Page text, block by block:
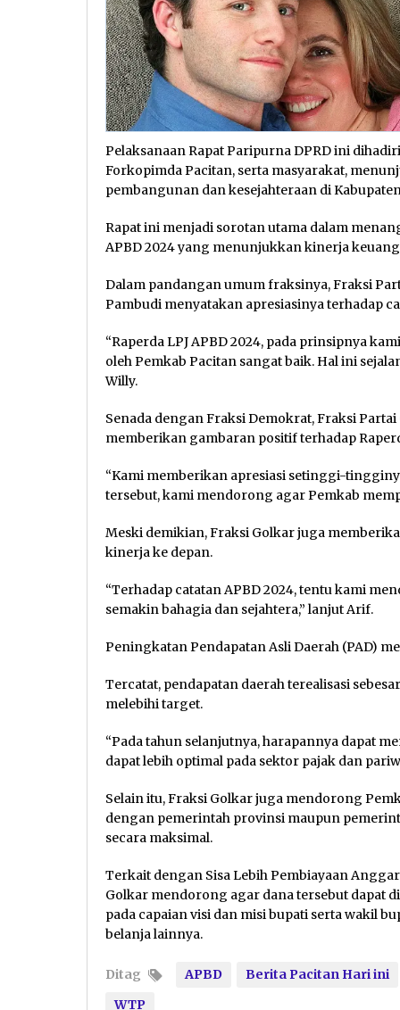
Pelaksanaan Rapat Paripurna DPRD ini
Forkopimda Pacitan, serta masyarakat,
pembangunan dan kesejahteraan di
Rapat ini menjadi sorotan utama dalam
APBD 2024 yang menunjukkan kinerja
Dalam pandangan umum fraksinya, Fraksi
Pambudi menyatakan apresiasinya terhadap
“Raperda LPJ APBD 2024, pada prinsipnya
oleh Pemkab Pacitan sangat baik. Hal ini
Willy.
Senada dengan Fraksi Demokrat, Fraksi
memberikan gambaran positif terhadap
“Kami memberikan apresiasi setinggi-
tersebut, kami mendorong agar Pemkab
Meski demikian, Fraksi Golkar juga
kinerja ke depan.
“Terhadap catatan APBD 2024, tentu kami
semakin bahagia dan sejahtera,” lanjut Arif.
Peningkatan Pendapatan Asli Daerah (PAD)
Tercatat, pendapatan daerah terealisasi
melebihi target.
“Pada tahun selanjutnya, harapannya dapat
dapat lebih optimal pada sektor pajak dan
Selain itu, Fraksi Golkar juga mendorong
dengan pemerintah provinsi maupun
secara maksimal.
Terkait dengan Sisa Lebih Pembiayaan
Golkar mendorong agar dana tersebut dapat
pada capaian visi dan misi bupati serta wakil
belanja lainnya.
Ditag APBD Berita Pacitan Hari ini
WTP